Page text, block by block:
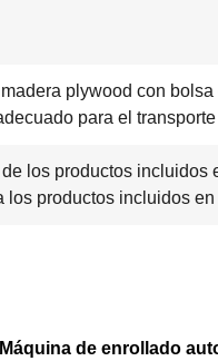
plywood con
para el
de los productos incluidos
los productos incluidos en
Máquina de enrollado